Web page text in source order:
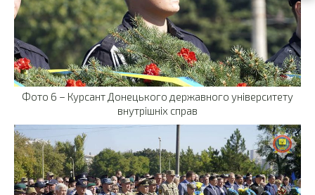
Фото 6 – Курсант Донецького державного університету
внутрішніх справ